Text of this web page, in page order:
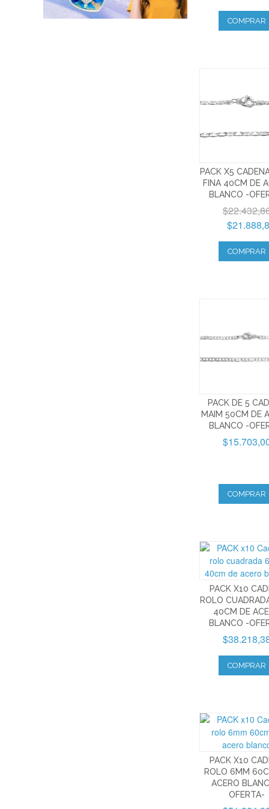
COMPRAR
PACK X5
FINA 40CM DE
BLANCO -
COMPRAR
PACK DE 5
MAIM 50CM DE
BLANCO -
COMPRAR
PACK X10
ROLO
40CM DE
BLANCO -
COMPRAR
PACK X10
ROLO 6MM
ACERO
OFERTA-
Dijes Religiosos de Acero